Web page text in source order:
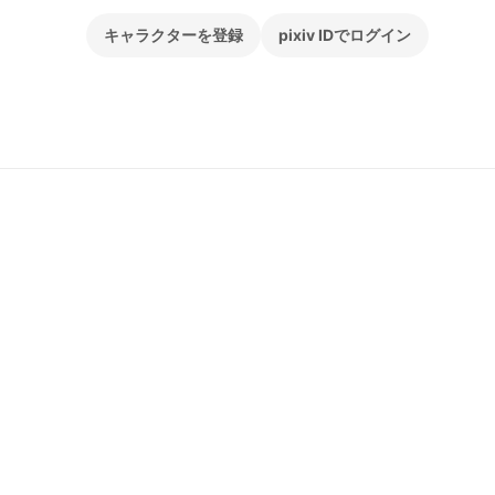
キャラクターを登録 pixiv IDでログイン